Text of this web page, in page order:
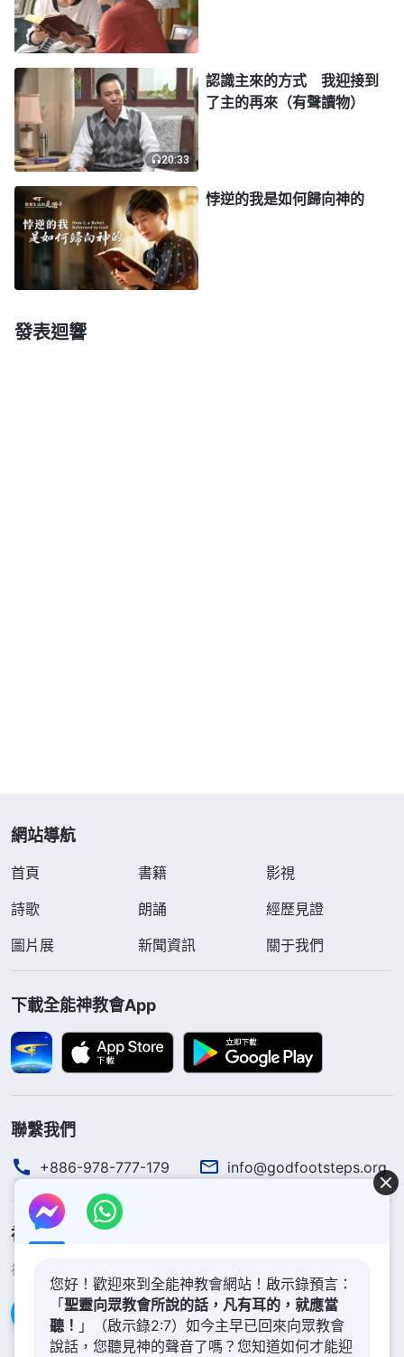
地看了我一眼説：「你又不信，問這幹什麽？我們每
次聚會就是交通神的話和自己的經歷認識。」再次她
聚會回來，我又問：「今天又去聚會了？你們聚會交
通什麽呢？」妻子好像隱約發現了我的變化，説：
「哎，你總問我聚會的情况，你是不是也想聽聽啊？
要不我讓全能神教會的弟兄姊妹來跟你談談吧？」我
其實就想聽她説這句話，但又有些不好意思地説：
「那也行吧。」之後，全能神教會的弟兄姊妹來跟我
見證了神的末世作工，慢慢地，我也開始正常參加聚
會了。
一天，我們聚會時，讀了兩段神的話：「
還用你——一個受造之物來定規嗎？神自己的名是按
照人所能領受到的，是按照人類的語言來叫的名，但
是大有能力的神自己，太智慧、太高大、太奇妙、太
奥秘而且太全能，再説就説不下去了，就能知道這麽
到末世，雖然仍是他作工，但是他的名得换一换，因
為時代不一樣了。」《話・卷一 神的顯現與作工・作
工异象 三》
作需要而取了不同的名字。神在每一個時代取的名字
都相當有意義，每個名字都代表了神一個時代的工
作，代表神在本時代發表的性情，神以名來更换時
代，以名來代表時代。但不管神的名字怎麽變，神拯
是不變。律法時代，神以『耶和華』這名作了律法時
代的工作，頒布了律法誡命，帶領初生的人類在地上
生活，要求人嚴格遵守律法，學會敬拜神，尊神為
20:33
認識主來的方式 我迎接到
了主的再來（有聲讀物）
悖逆的我是如何歸向神的
發表迴響
網站導航
首頁 書籍
影視
詩歌
朗誦
經歷見證
圖片展
新聞資訊 關于我們
下載全能神教會App
聯繫我們
+886-978-777-179 info@godfootsteps.org
神的國度降臨了
神的國度已經降臨在人間！你想進入神的國度嗎？
通過Messenger聯繫我們
您好！歡迎來到全能神教會網站！啟示錄預言：
「 聖靈向眾教會所說的話，凡有耳的，就應當
聽！ 」（啟示錄2:7）如今主早已回來向眾教會
說話，您聽見神的聲音了嗎？您知道如何才能迎